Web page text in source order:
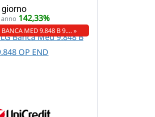
giorno
142,33%
BANCA MED 9.848 B 9.… »